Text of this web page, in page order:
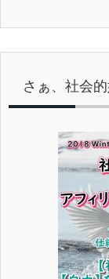
さぁ、社会